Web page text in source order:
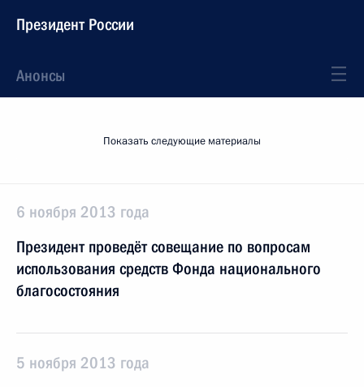
Президент России
Анонсы
Показать следующие материалы
6 ноября 2013 года
Президент проведёт совещание по вопросам
использования средств Фонда национального
благосостояния
5 ноября 2013 года